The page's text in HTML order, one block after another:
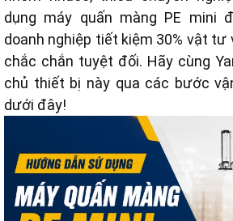
dụng máy quấn màng PE mini
doanh nghiệp tiết kiệm 30% vật tư
chắc chắn tuyệt đối. Hãy cùng
chủ thiết bị này qua các bước
dưới đây!